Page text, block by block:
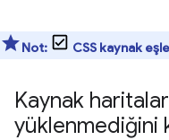
Not: CSS kaynak
Kaynak
yüklenmediğini